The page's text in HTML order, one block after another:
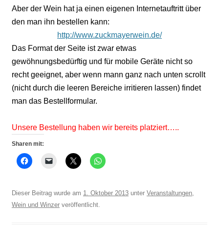
Aber der Wein hat ja einen eigenen Internetauftritt über
den man ihn bestellen kann:
http://www.zuckmayerwein.de/
Das Format der Seite ist zwar etwas
gewöhnungsbedürftig und für mobile Geräte nicht so
recht geeignet, aber wenn mann ganz nach unten scrollt
(nicht durch die leeren Bereiche irritieren lassen) findet
man das Bestellformular.
Unsere Bestellung haben wir bereits platziert…..
Sharen mit:
Dieser Beitrag wurde am 1. Oktober 2013 unter Veranstaltungen,
Wein und Winzer veröffentlicht.